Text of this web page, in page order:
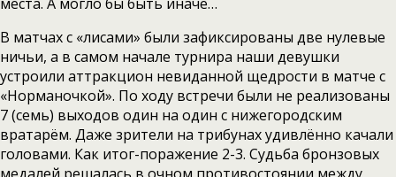
В матчах с «лисами» были зафиксированы две нулевые
ничьи, а в самом начале турнира наши девушки
устроили аттракцион невиданной щедрости в матче с
«Норманочкой». По ходу встречи были не реализованы
7 (семь) выходов один на один с нижегородским
вратарём. Даже зрители на трибунах удивлённо качали
головами. Как итог-поражение 2-3. Судьба бронзовых